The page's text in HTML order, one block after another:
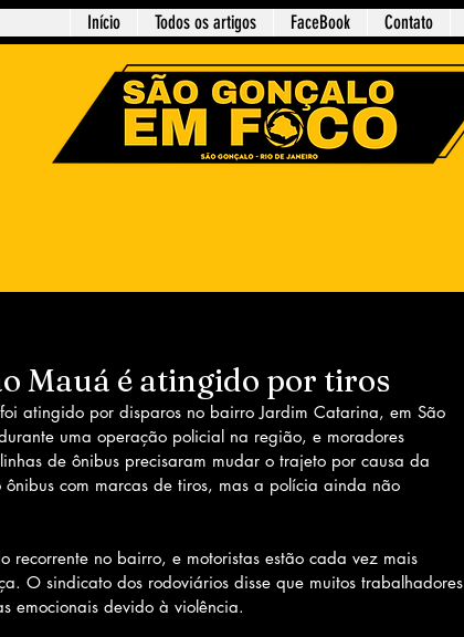
Início Todos os artigos FaceBook Contato
Mauá é atingido por tiros
atingido por disparos no bairro Jardim Catarina, em São
uma operação policial na região, e moradores
de ônibus precisaram mudar o trajeto por causa da
com marcas de tiros, mas a polícia ainda não
recorrente no bairro, e motoristas estão cada vez mais
O sindicato dos rodoviários disse que muitos trabalhadores
emocionais devido à violência.